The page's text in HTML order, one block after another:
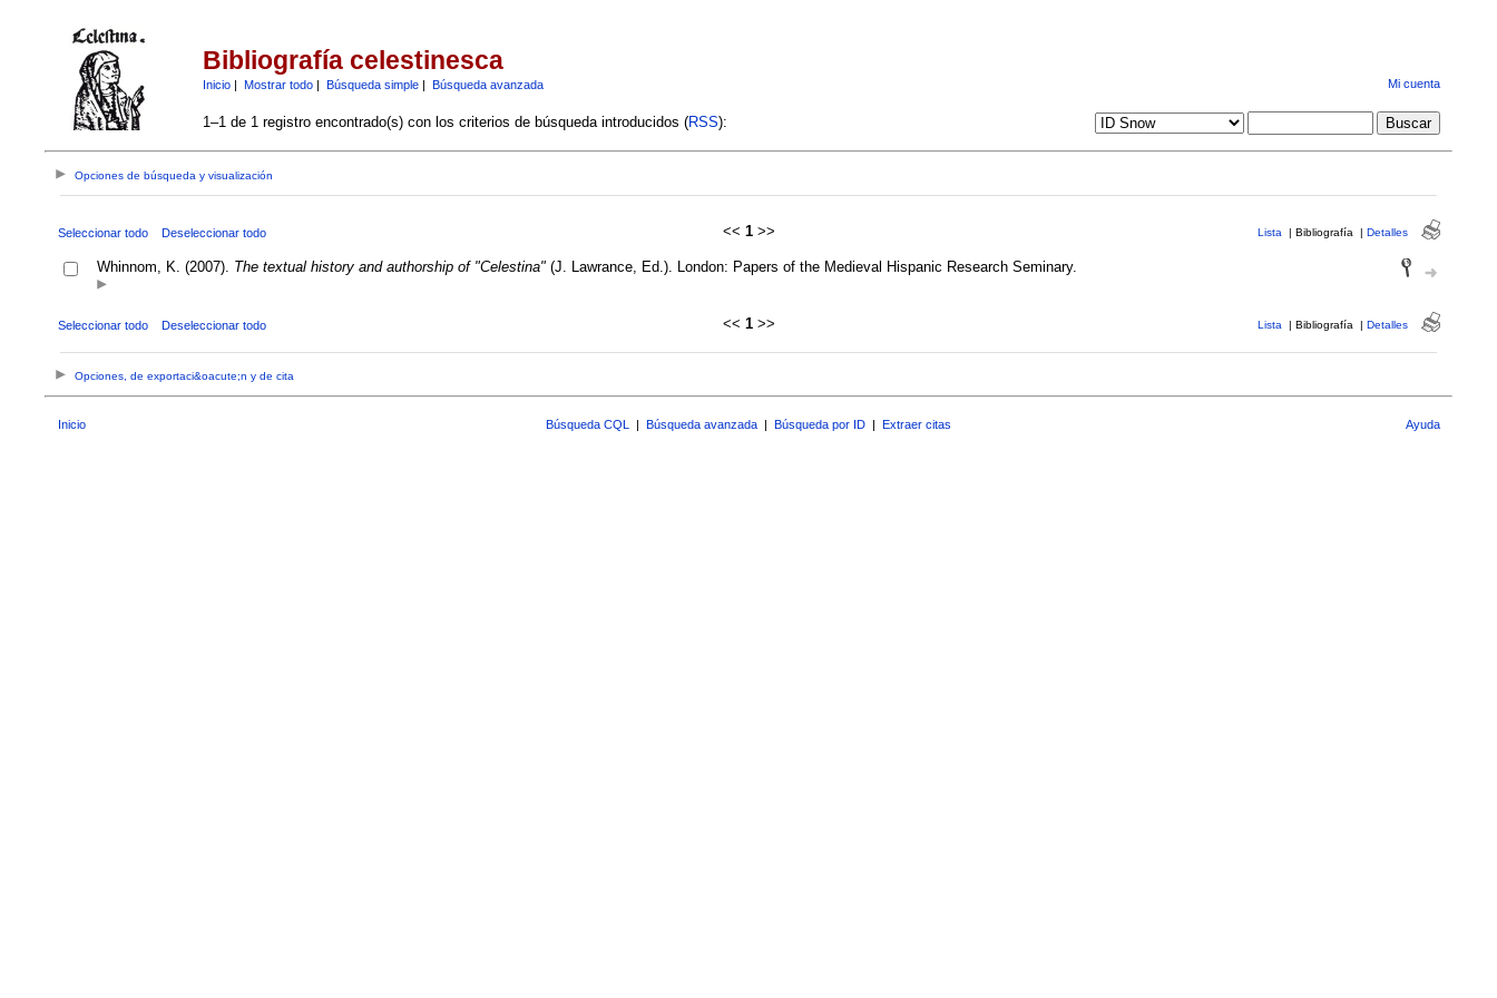
Bibliografía celestinesca
Inicio| Mostrar todo| Búsqueda simple| Búsqueda avanzada Mi cuenta
1–1 de 1 registro encontrado(s) con los criterios de búsqueda introducidos (RSS):
Opciones de búsqueda y visualización
Seleccionar todo Deseleccionar todo << 1>> Lista | Bibliografía | Detalles
Whinnom, K. (2007). The textual history and authorship of "Celestina"(J. Lawrance, Ed.). London: Papers of the Medieval Hispanic Research Seminary.
Seleccionar todo Deseleccionar todo << 1>> Lista | Bibliografía | Detalles
Opciones, de exportaci&oacute;n y de cita
Inicio Búsqueda CQL | Búsqueda avanzada | Búsqueda por ID | Extraer citas Ayuda